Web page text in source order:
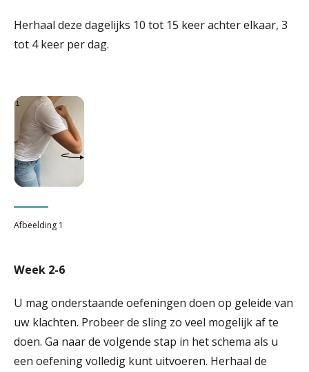
Herhaal deze dagelijks 10 tot 15 keer achter elkaar, 3
tot 4 keer per dag.
Afbeelding 1
Week 2-6
U mag onderstaande oefeningen doen op geleide van
uw klachten. Probeer de sling zo veel mogelijk af te
doen. Ga naar de volgende stap in het schema als u
een oefening volledig kunt uitvoeren. Herhaal de